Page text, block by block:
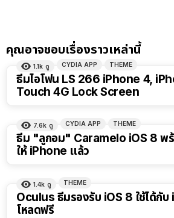
คุณอาจชอบเรื่องราวเหล่านี้
1.1k ดู CYDIA APP THEME
ธีมไอโฟน LS 266 iPhone 4,
Touch 4G Lock Screen
7.6k ดู CYDIA APP THEME
ธีม "ลูกอม" Caramelo iOS 8 พร้
ให้ iPhone แล้ว
1.4k ดู THEME
Oculus ธีมรองรับ iOS 8 ใช้ได้กั
โหลดฟรี